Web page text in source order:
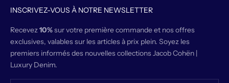
INSCRIVEZ-VOUS À NOTRE NEWSLETTER
Recevez 10%sur votre première commande et nos offres
exclusives, valables sur les articles à prix plein. Soyez les
premiers informés des nouvelles collections Jacob Cohën |
Luxury Denim.